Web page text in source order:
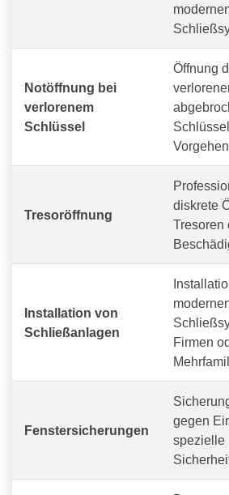
Notöffnung bei
verlorenem
Schlüssel
Öffnung
Tresoröffnung
diskrete
Tresoren
Installation von
Schließanlagen
Firmen
Fenstersicherungen
gegen
spezielle